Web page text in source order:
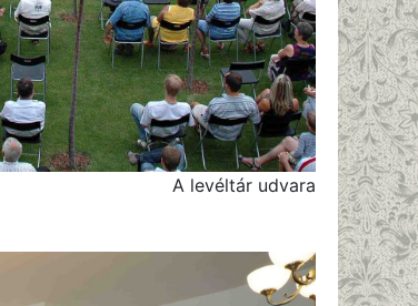
A levéltár udvara